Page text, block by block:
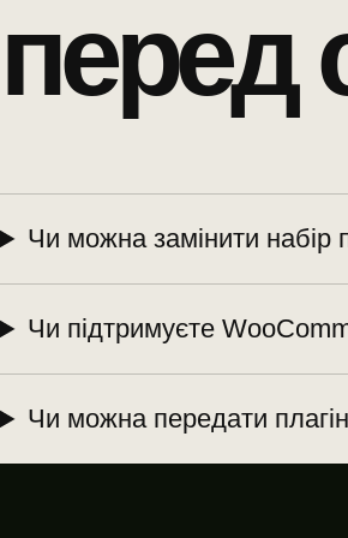
перед
Чи можна замінити набір
Чи підтримуєте
Чи можна передати